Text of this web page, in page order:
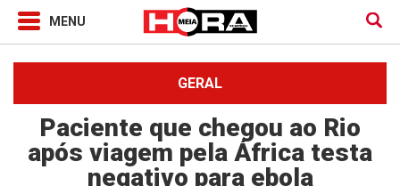
GERAL
Paciente que chegou ao Rio
após viagem pela África testa
negativo para ebola